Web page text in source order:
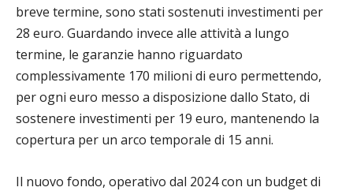
breve termine, sono stati sostenuti investimenti per
28 euro. Guardando invece alle attività a lungo
termine, le garanzie hanno riguardato
complessivamente 170 milioni di euro permettendo,
per ogni euro messo a disposizione dallo Stato, di
sostenere investimenti per 19 euro, mantenendo la
copertura per un arco temporale di 15 anni.
Il nuovo fondo, operativo dal 2024 con un budget di